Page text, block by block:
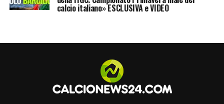
calcio italiano» ESCLUSIVA e VIDEO